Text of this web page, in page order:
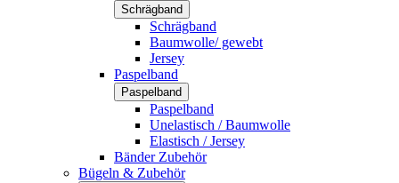
Schrägband
Schrägband
Baumwolle/ gewebt
Jersey
Paspelband
Paspelband
Paspelband
Unelastisch / Baumwolle
Elastisch / Jersey
Bänder Zubehör
Bügeln & Zubehör